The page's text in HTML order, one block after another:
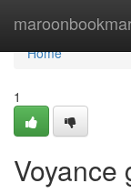
Home
Home
1
Voyance